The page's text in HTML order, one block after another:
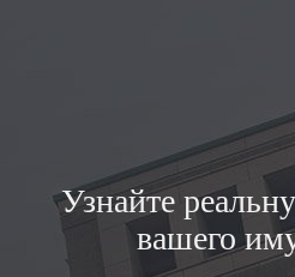
Узнайте
вашего